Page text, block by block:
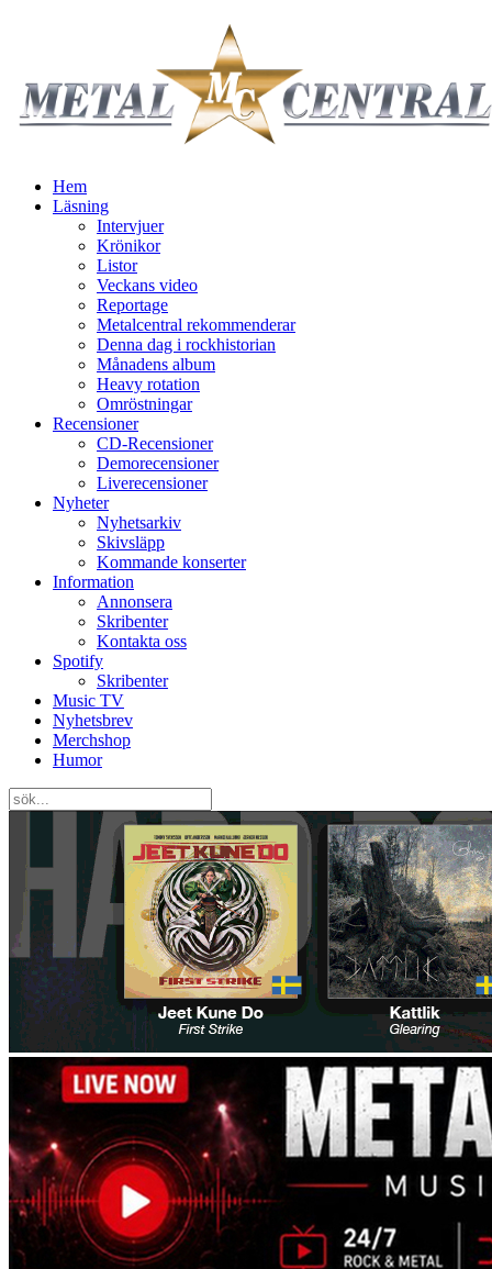
Hem
Läsning
Intervjuer
Krönikor
Listor
Veckans video
Reportage
Metalcentral rekommenderar
Denna dag i rockhistorian
Månadens album
Heavy rotation
Omröstningar
Recensioner
CD-Recensioner
Demorecensioner
Liverecensioner
Nyheter
Nyhetsarkiv
Skivsläpp
Kommande konserter
Information
Annonsera
Skribenter
Kontakta oss
Spotify
Skribenter
Music TV
Nyhetsbrev
Merchshop
Humor